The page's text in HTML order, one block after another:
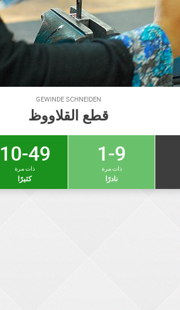
GEWINDE SCHNEIDEN
قطع القلاووظ
1-9
ذات مرة
نادرًا
10-49
ذات مرة
كثيرًا